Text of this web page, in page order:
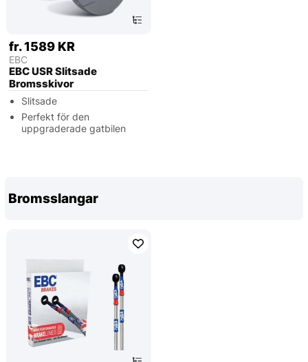
fr. 1589 KR
EBC
EBC USR Slitsade
Bromsskivor
Slitsade
Perfekt för den
uppgraderade gatbilen
Bromsslangar